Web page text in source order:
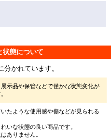
状態について
かれています。
示品や保管などで僅かな状態変化が
たような使用感や傷などが見られる
いな状態の良い商品です。
ありません。